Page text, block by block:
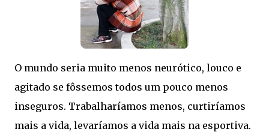
O mundo seria muito menos neurótico, louco e
agitado se fôssemos todos um pouco menos
inseguros. Trabalharíamos menos, curtiríamos
mais a vida, levaríamos a vida mais na esportiva.